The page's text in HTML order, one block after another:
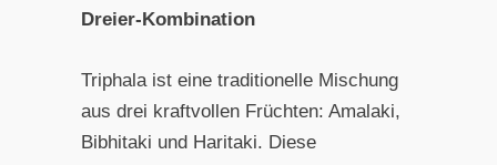
Dreier-Kombination
Triphala ist eine traditionelle Mischung
aus drei kraftvollen Früchten: Amalaki,
Bibhitaki und Haritaki. Diese